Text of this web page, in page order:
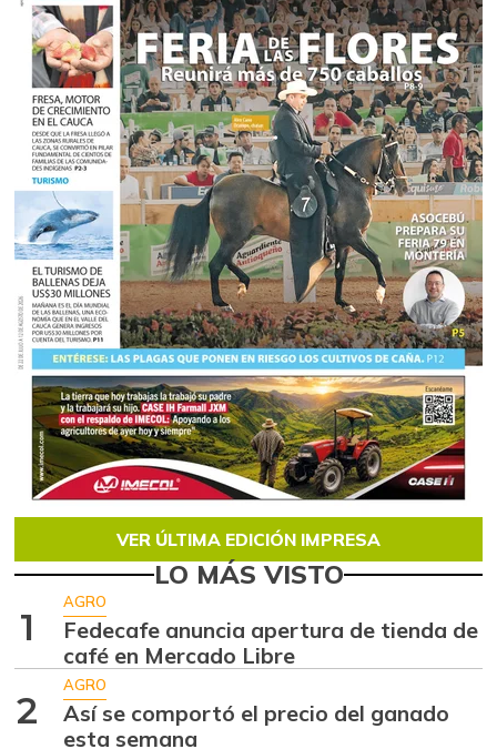
VER ÚLTIMA EDICIÓN IMPRESA
LO MÁS VISTO
1
AGRO
Fedecafe anuncia apertura de tienda de
café en Mercado Libre
2
AGRO
Así se comportó el precio del ganado
esta semana